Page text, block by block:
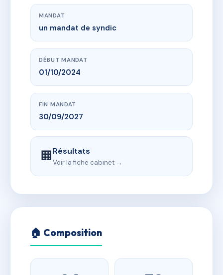
MANDAT
un mandat de syndic
DÉBUT MANDAT
01/10/2024
FIN MANDAT
30/09/2027
🏢Résultats
Voir la fiche cabinet →
🏠 Composition